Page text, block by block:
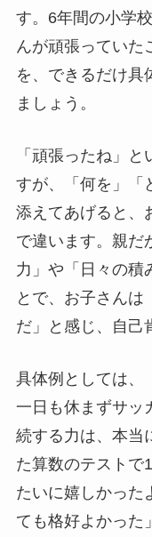
す。6年間の小学
んが頑張っていた
を、できるだけ具
ましょう。
「頑張ったね」
すが、「何を」「
添えてあげると、
で違います。親だ
力」や「日々の積
とで、お子さんは
だ」と感じ、自己
具体例としては、
一日も休まずサッ
続する力は、本当
た算数のテストで
たいに嬉しかった
ても格好よかった